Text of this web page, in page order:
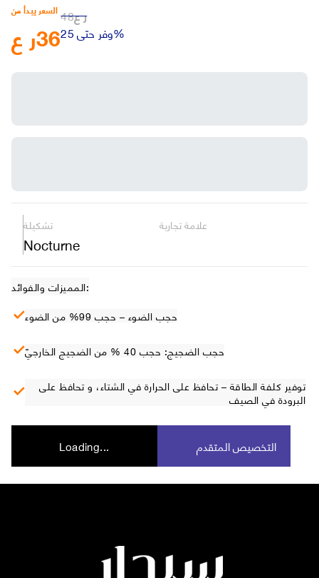
السعر يبدأ من
ر ع36
ر ع48
وفر حتى 25%
تشكيلة
Nocturne
علامة تجارية
المميزات والفوائد:
حجب الضوء – حجب 99% من الضوء
حجب الضجيج: حجب 40 % من الضجيج الخارجيّ
توفير كلفة الطاقة – تحافظ على الحرارة في الشتاء، و تحافظ على
البرودة في الصيف
Loading... التخصيص المتقدم